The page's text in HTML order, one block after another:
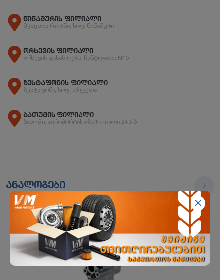
წიწამურის ფილიალი
მცხეთის რაიონი, სოფ. წიწამური
ორხევის ფილიალი
ორხევის დასახლება, ჩანტლაძის N15
ზესტაფონის ფილიალი
ზესტაფონი, სოფ. არგვეთა
ბათუმის ფილიალი
ბათუმი, აეროპორტის გზატკეცილი 243 ბ
ანალოგები